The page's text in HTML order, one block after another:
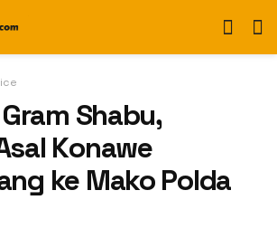
Shabu,
Konawe
ke Mako Polda